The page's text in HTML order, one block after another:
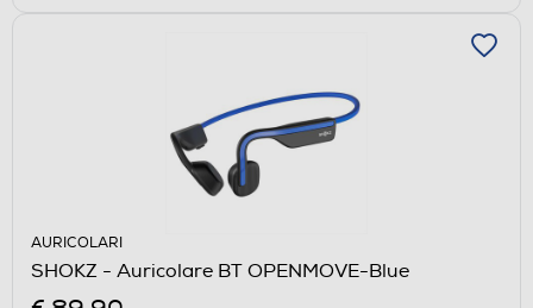
AURICOLARI
SHOKZ - Auricolare BT OPENMOVE-Blue